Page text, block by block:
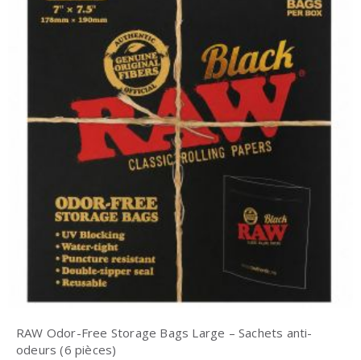
RAW Odor-Free Storage Bags Large – Sachets anti-
odeurs (6 pièces)